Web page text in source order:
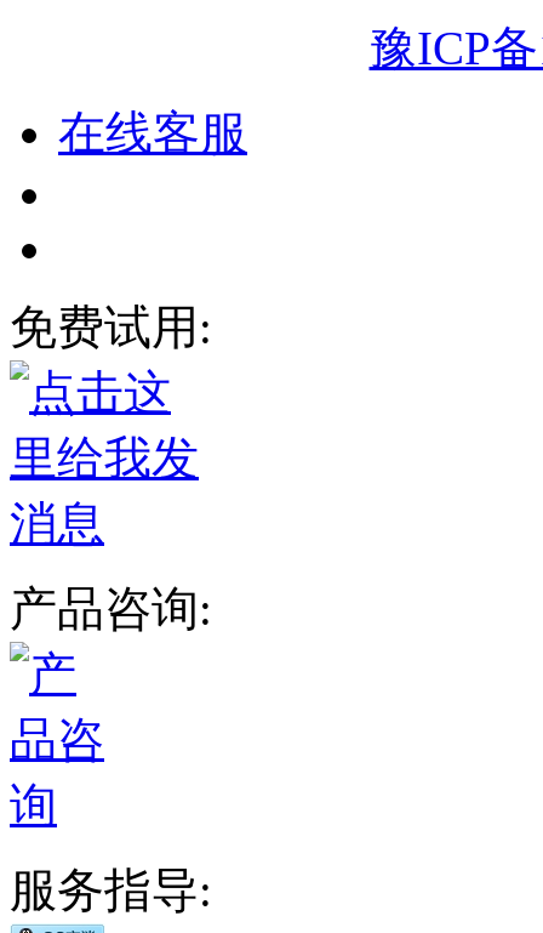
豫ICP
在线客服
免费试用:
产品咨询:
服务指导: